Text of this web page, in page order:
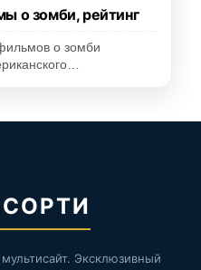
о зомби, рейтинг
о зомби
Эксклюзивный